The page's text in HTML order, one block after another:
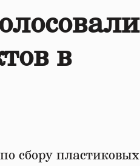
в
сбору пластиковых